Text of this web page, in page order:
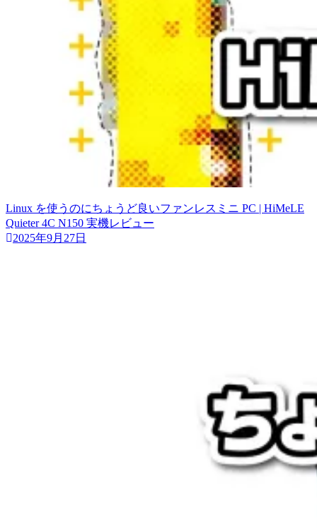
Linux を使うのにちょうど良いファンレスミニ PC | HiMeLE
Quieter 4C N150 実機レビュー
2025年9月27日